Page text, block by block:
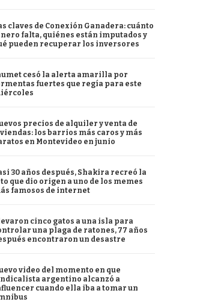
claves de Conexión Ganadera: cuánto
falta, quiénes están imputados y
pueden recuperar los inversores
cesó la alerta amarilla por
fuertes que regía para este
precios de alquiler y venta de
los barrios más caros y más
en Montevideo en junio
30 años después, Shakira recreó la
que dio origen a uno de los memes
famosos de internet
cinco gatos a una isla para
una plaga de ratones, 77 años
encontraron un desastre
video del momento en que
argentino alcanzó a
cuando ella iba a tomar un